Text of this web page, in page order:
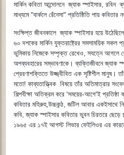
মার্কিন কবিতা আন্দোলনে জ্যাক স্পাইসার, রবিন
মাধ্যমে "বার্কলে রেঁনেসা" প্রতিষ্ঠিতি পায় কবিতার
সংক্ষিপ্ত জীবনকালে জ্যাক স্পাইসার হয়ে
৬০ দশকের মার্কিন যুক্তরাষ্ট্রের সমসাময়িক সকল
ভুমিকায় নিজেকে সম্পৃক্ত রেখেও, সযত্নে আগলে
অপব্যবহারের সম্ভাবণাকে। ব্যক্তিজীবনে জ্যাক
প্রেরণাশক্তিতে উজ্জ্বীবিত এক সৃষ্টিশীল মানুষ।
মতো! কাব্যতাত্ত্বিক বিষয়ে তাঁর অতিমাত্রার
শিল্পবীক্ষা অতিক্রম করে 'সময়ের-আগে'ই প্রতিষ্ঠা
কবিতার মহিরুহ,উচ্চকন্ঠ, জটিল আবার একইসাথে
কবি, জ্যাক স্পাইসার কবিতার ভুবন চিরতরে
১৯৬৫ এর ১৭ই আগস্ট লিভার ফেইলিওর এর